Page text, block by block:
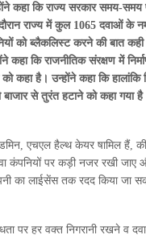
कहा कि राज्य सरकार समय-समय
राज्य में कुल 1065 दवाओं के
को ब्लैकलिस्ट करने की बात कही
कि राजनीतिक संरक्षण में
कहा है। उन्होंने कहा कि हालांकि
से तुरंत हटाने को कहा गया
एचएल हैल्थ केयर षामिल हैं,
कंपनियों पर कड़ी नजर रखी जाए
का लाईसेंस तक रदद किया जा
हर वक्त निगरानी रखने व